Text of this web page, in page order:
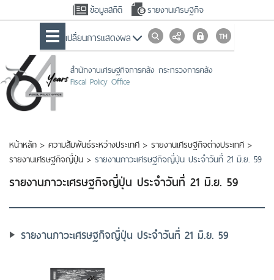
ข้อมูลสถิติ รายงานเศรษฐกิจ
เปลื่ยนการแสดงผล
สำนักงานเศรษฐกิจการคลัง กระทรวงการคลัง
Fiscal Policy Office
หน้าหลัก > ความสัมพันธ์ระหว่างประเทศ > รายงานเศรษฐกิจต่างประเทศ >
รายงานเศรษฐกิจญี่ปุ่น > รายงานภาวะเศรษฐกิจญี่ปุ่น ประจำวันที่ 21 มิ.ย. 59
รายงานภาวะเศรษฐกิจญี่ปุ่น ประจำวันที่ 21 มิ.ย. 59
รายงานภาวะเศรษฐกิจญี่ปุ่น ประจำวันที่ 21 มิ.ย. 59